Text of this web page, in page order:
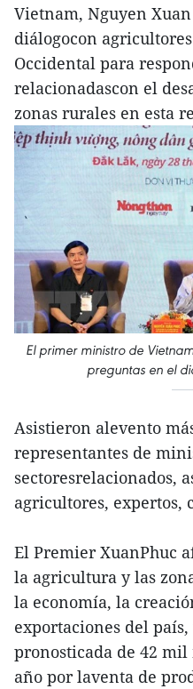
Vietnam, Nguyen
diálogocon
Occidental para
relacionadascon el
zonas rurales en esta
El primer ministro de
preguntas en el
Asistieron alevento
representantes de
sectoresrelacionados,
agricultores, expertos,
El Premier XuanPhuc
la agricultura y las
la economía, la
exportaciones del
pronosticada de 42
año por laventa de